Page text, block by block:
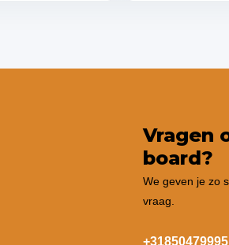
Vragen
board?
We geven je zo
vraag.
+31850479995